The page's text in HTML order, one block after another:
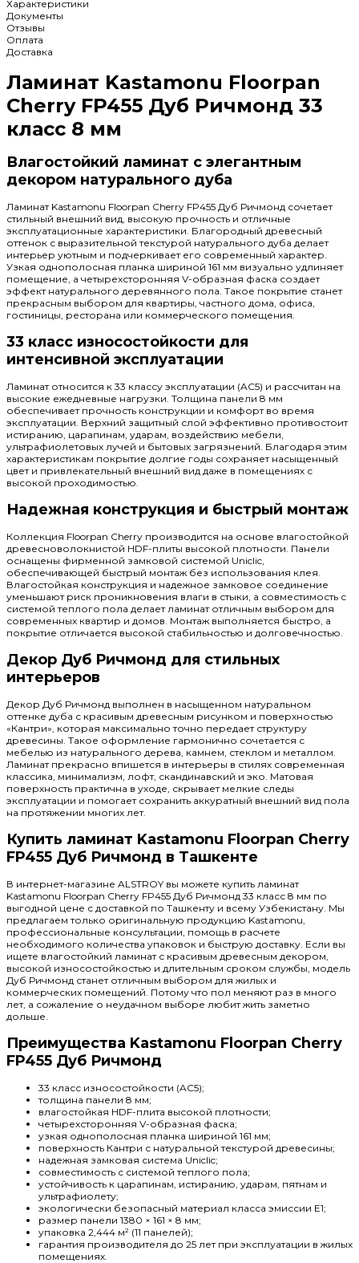
Характеристики
Документы
Отзывы
Оплата
Доставка
Ламинат Kastamonu Floorpan
Cherry FP455 Дуб Ричмонд 33
класс 8 мм
Влагостойкий ламинат с элегантным
декором натурального дуба
Ламинат Kastamonu Floorpan Cherry FP455 Дуб Ричмонд сочетает
стильный внешний вид, высокую прочность и отличные
эксплуатационные характеристики. Благородный древесный
оттенок с выразительной текстурой натурального дуба делает
интерьер уютным и подчеркивает его современный характер.
Узкая однополосная планка шириной 161 мм визуально удлиняет
помещение, а четырехсторонняя V-образная фаска создает
эффект натурального деревянного пола. Такое покрытие станет
прекрасным выбором для квартиры, частного дома, офиса,
гостиницы, ресторана или коммерческого помещения.
33 класс износостойкости для
интенсивной эксплуатации
Ламинат относится к 33 классу эксплуатации (AC5) и рассчитан на
высокие ежедневные нагрузки. Толщина панели 8 мм
обеспечивает прочность конструкции и комфорт во время
эксплуатации. Верхний защитный слой эффективно противостоит
истиранию, царапинам, ударам, воздействию мебели,
ультрафиолетовых лучей и бытовых загрязнений. Благодаря этим
характеристикам покрытие долгие годы сохраняет насыщенный
цвет и привлекательный внешний вид даже в помещениях с
высокой проходимостью.
Надежная конструкция и быстрый монтаж
Коллекция Floorpan Cherry производится на основе влагостойкой
древесноволокнистой HDF-плиты высокой плотности. Панели
оснащены фирменной замковой системой Uniclic,
обеспечивающей быстрый монтаж без использования клея.
Влагостойкая конструкция и надежное замковое соединение
уменьшают риск проникновения влаги в стыки, а совместимость с
системой теплого пола делает ламинат отличным выбором для
современных квартир и домов. Монтаж выполняется быстро, а
покрытие отличается высокой стабильностью и долговечностью.
Декор Дуб Ричмонд для стильных
интерьеров
Декор Дуб Ричмонд выполнен в насыщенном натуральном
оттенке дуба с красивым древесным рисунком и поверхностью
«Кантри», которая максимально точно передает структуру
древесины. Такое оформление гармонично сочетается с
мебелью из натурального дерева, камнем, стеклом и металлом.
Ламинат прекрасно впишется в интерьеры в стилях современная
классика, минимализм, лофт, скандинавский и эко. Матовая
поверхность практична в уходе, скрывает мелкие следы
эксплуатации и помогает сохранить аккуратный внешний вид пола
на протяжении многих лет.
Купить ламинат Kastamonu Floorpan Cherry
FP455 Дуб Ричмонд в Ташкенте
В интернет-магазине ALSTROY вы можете купить ламинат
Kastamonu Floorpan Cherry FP455 Дуб Ричмонд 33 класс 8 мм по
выгодной цене с доставкой по Ташкенту и всему Узбекистану. Мы
предлагаем только оригинальную продукцию Kastamonu,
профессиональные консультации, помощь в расчете
необходимого количества упаковок и быструю доставку. Если вы
ищете влагостойкий ламинат с красивым древесным декором,
высокой износостойкостью и длительным сроком службы, модель
Дуб Ричмонд станет отличным выбором для жилых и
коммерческих помещений. Потому что пол меняют раз в много
лет, а сожаление о неудачном выборе любит жить заметно
дольше.
Преимущества Kastamonu Floorpan Cherry
FP455 Дуб Ричмонд
33 класс износостойкости (AC5);
толщина панели 8 мм;
влагостойкая HDF-плита высокой плотности;
четырехсторонняя V-образная фаска;
узкая однополосная планка шириной 161 мм;
поверхность Кантри с натуральной текстурой древесины;
надежная замковая система Uniclic;
совместимость с системой теплого пола;
устойчивость к царапинам, истиранию, ударам, пятнам и
ультрафиолету;
экологически безопасный материал класса эмиссии E1;
размер панели 1380 × 161 × 8 мм;
упаковка 2,444 м² (11 панелей);
гарантия производителя до 25 лет при эксплуатации в жилых
помещениях.